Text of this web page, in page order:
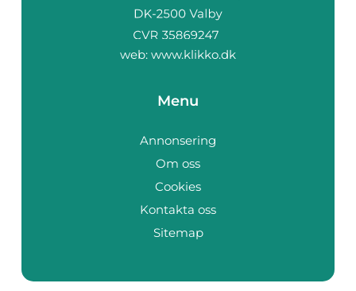
web: www.klikko.dk
Menu
Annonsering
Om oss
Cookies
Kontakta oss
Sitemap